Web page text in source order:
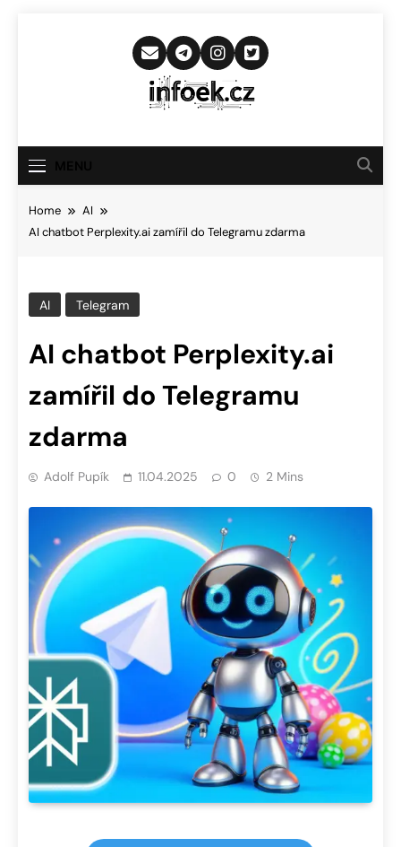
Infoek.cz
Novinkám
Home
AI
AI chatbot Perplexity.ai zamířil do Telegramu zdarma
AI Telegram
AI chatbot Perplexity.ai
zamířil do Telegramu
zdarma
Adolf Pupík 11.04.2025 0 2 Mins